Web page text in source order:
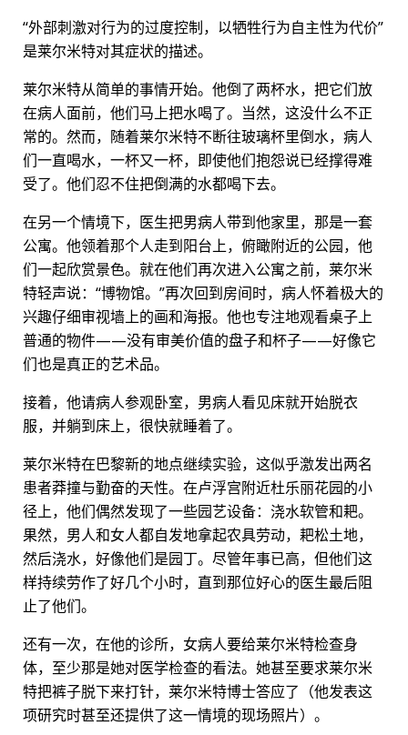
“外部刺激对行为的过度控制，以牺牲行为自主性为代价”
是莱尔米特对其症状的描述。
莱尔米特从简单的事情开始。他倒了两杯水，把它们放
在病人面前，他们马上把水喝了。当然，这没什么不正
常的。然而，随着莱尔米特不断往玻璃杯里倒水，病人
们一直喝水，一杯又一杯，即使他们抱怨说已经撑得难
受了。他们忍不住把倒满的水都喝下去。
在另一个情境下，医生把男病人带到他家里，那是一套
公寓。他领着那个人走到阳台上，俯瞰附近的公园，他
们一起欣赏景色。就在他们再次进入公寓之前，莱尔米
特轻声说：“博物馆。”再次回到房间时，病人怀着极大的
兴趣仔细审视墙上的画和海报。他也专注地观看桌子上
普通的物件——没有审美价值的盘子和杯子——好像它
们也是真正的艺术品。
接着，他请病人参观卧室，男病人看见床就开始脱衣
服，并躺到床上，很快就睡着了。
莱尔米特在巴黎新的地点继续实验，这似乎激发出两名
患者莽撞与勤奋的天性。在卢浮宫附近杜乐丽花园的小
径上，他们偶然发现了一些园艺设备：浇水软管和耙。
果然，男人和女人都自发地拿起农具劳动，耙松土地，
然后浇水，好像他们是园丁。尽管年事已高，但他们这
样持续劳作了好几个小时，直到那位好心的医生最后阻
止了他们。
还有一次，在他的诊所，女病人要给莱尔米特检查身
体，至少那是她对医学检查的看法。她甚至要求莱尔米
特把裤子脱下来打针，莱尔米特博士答应了（他发表这
项研究时甚至还提供了这一情境的现场照片）。